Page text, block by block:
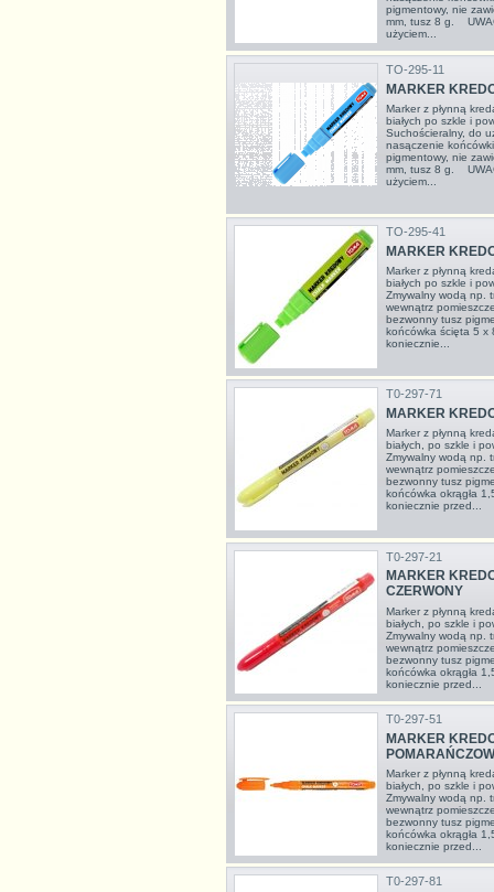
pigmentowy, nie
mm, tusz 8 g.
użyciem...
TO-295-11
MARKER
Marker z płynną
białych po szkle i
Suchościeralny, do
nasączenie
pigmentowy, nie
mm, tusz 8 g.
użyciem...
TO-295-41
MARKER
Marker z płynną
białych po szkle i
Zmywalny wodą np.
wewnątrz
bezwonny tusz
końcówka ścięta 5
koniecznie...
T0-297-71
MARKER
Marker z płynną
białych, po szkle i
Zmywalny wodą np.
wewnątrz
bezwonny tusz
końcówka okrągła
koniecznie przed...
T0-297-21
MARKER
CZERWONY
Marker z płynną
białych, po szkle i
Zmywalny wodą np.
wewnątrz
bezwonny tusz
końcówka okrągła
koniecznie przed...
T0-297-51
MARKER
Marker z płynną
białych, po szkle i
Zmywalny wodą np.
wewnątrz
bezwonny tusz
końcówka okrągła
koniecznie przed...
T0-297-81